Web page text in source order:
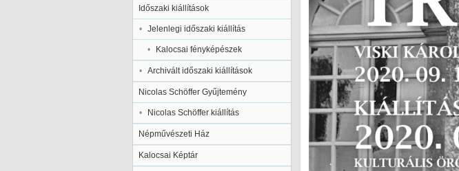
Időszaki kiállítások
Jelenlegi időszaki kiállítás
Kalocsai fényképészek
Archivált időszaki kiállítások
Nicolas Schöffer Gyűjtemény
Nicolas Schöffer kiállítás
Népművészeti Ház
Kalocsai Képtár